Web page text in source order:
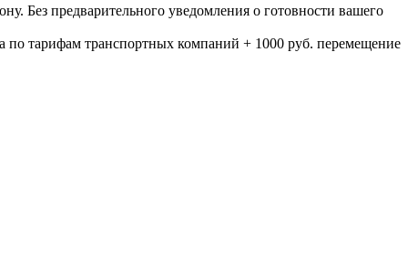
Без предварительного уведомления о готовности вашего
тарифам транспортных компаний + 1000 руб. перемещение